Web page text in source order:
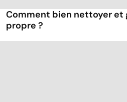
Comment bien nettoyer et
propre ?